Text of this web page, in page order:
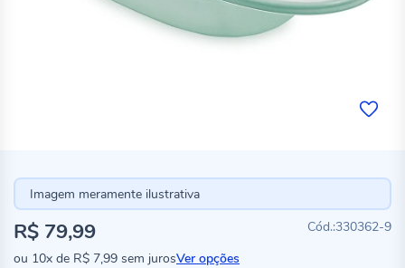
Imagem meramente ilustrativa
330362-9
R$ 79,99
ou 10x de R$ 7,99 sem jurosVer opções